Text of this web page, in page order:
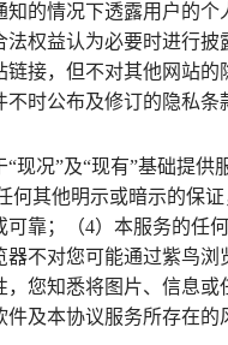
知的情况下透露用户的
权益认为必要时进行
接，但不对其他网站的
时公布及修订的隐私条
现况”及“现有”基础提
何其他明示或暗示的保
靠；（4）本服务的任
不对您可能通过紫鸟
，您知悉将图片、信息
件及本协议服务所存在